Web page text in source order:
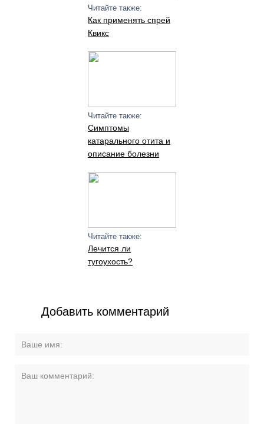
Читайте также:
Как применять спрей
Квикс
Читайте также:
Симптомы
катарального отита и
описание болезни
Читайте также:
Лечится ли
тугоухость?
Добавить комментарий